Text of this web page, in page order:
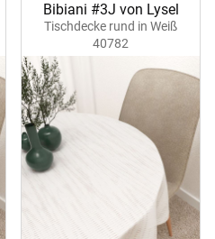
Bibiani #3J von Lysel
Tischdecke rund in Weiß
40782